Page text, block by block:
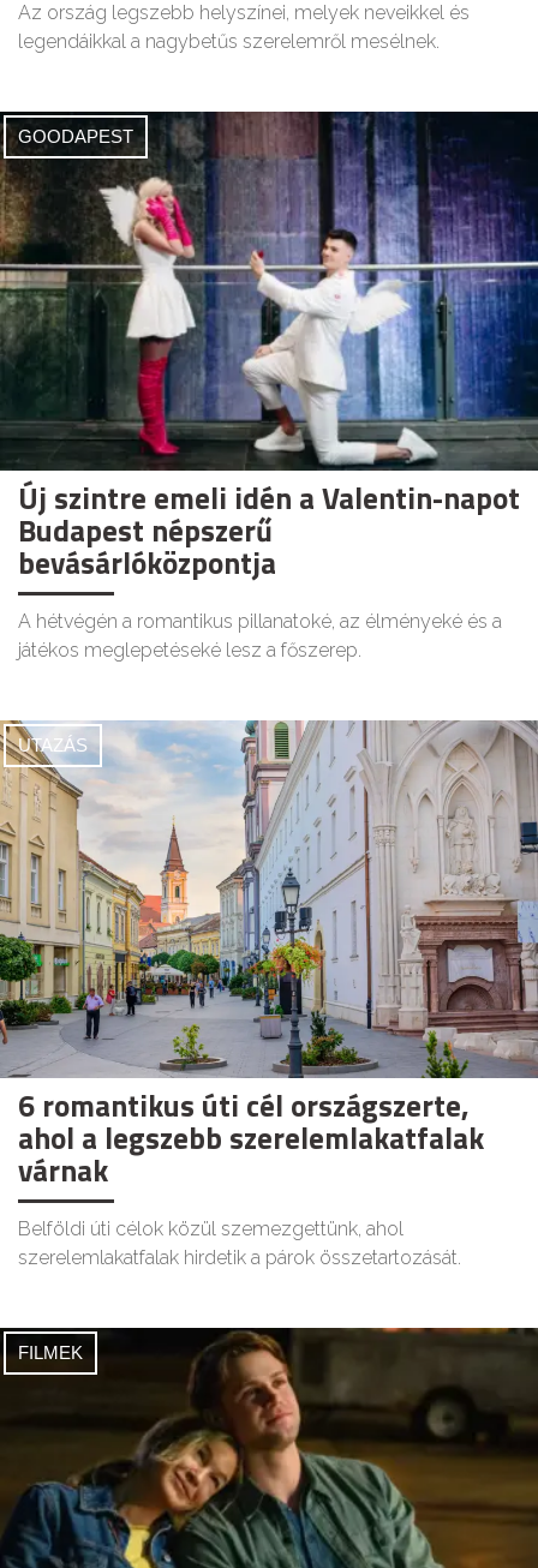
Az ország legszebb helyszínei, melyek neveikkel és
legendáikkal a nagybetűs szerelemről mesélnek.
GOODAPEST
Új szintre emeli idén a Valentin-napot
Budapest népszerű
bevásárlóközpontja
A hétvégén a romantikus pillanatoké, az élményeké és a
játékos meglepetéseké lesz a főszerep.
UTAZÁS
6 romantikus úti cél országszerte,
ahol a legszebb szerelemlakatfalak
várnak
Belföldi úti célok közül szemezgettünk, ahol
szerelemlakatfalak hirdetik a párok összetartozását.
FILMEK